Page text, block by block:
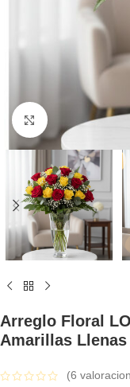
Click to enlarge
Arreglo Floral
Amarillas
(6